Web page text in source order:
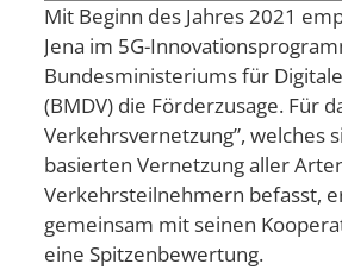
Mit Beginn des Jahres 2021
Jena im 5G-
Bundesministeriums für
(BMDV) die Förderzusage. Für
Verkehrsvernetzung”, welches
basierten Vernetzung aller
Verkehrsteilnehmern befasst,
gemeinsam mit seinen
eine Spitzenbewertung.